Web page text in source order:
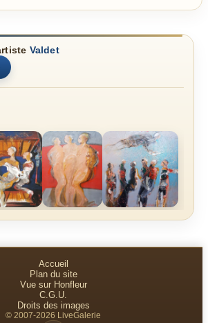
Valdet
Accueil
Plan du site
Vue sur Honfleur
C.G.U.
Droits des images
© 2007-2026 LiveGalerie